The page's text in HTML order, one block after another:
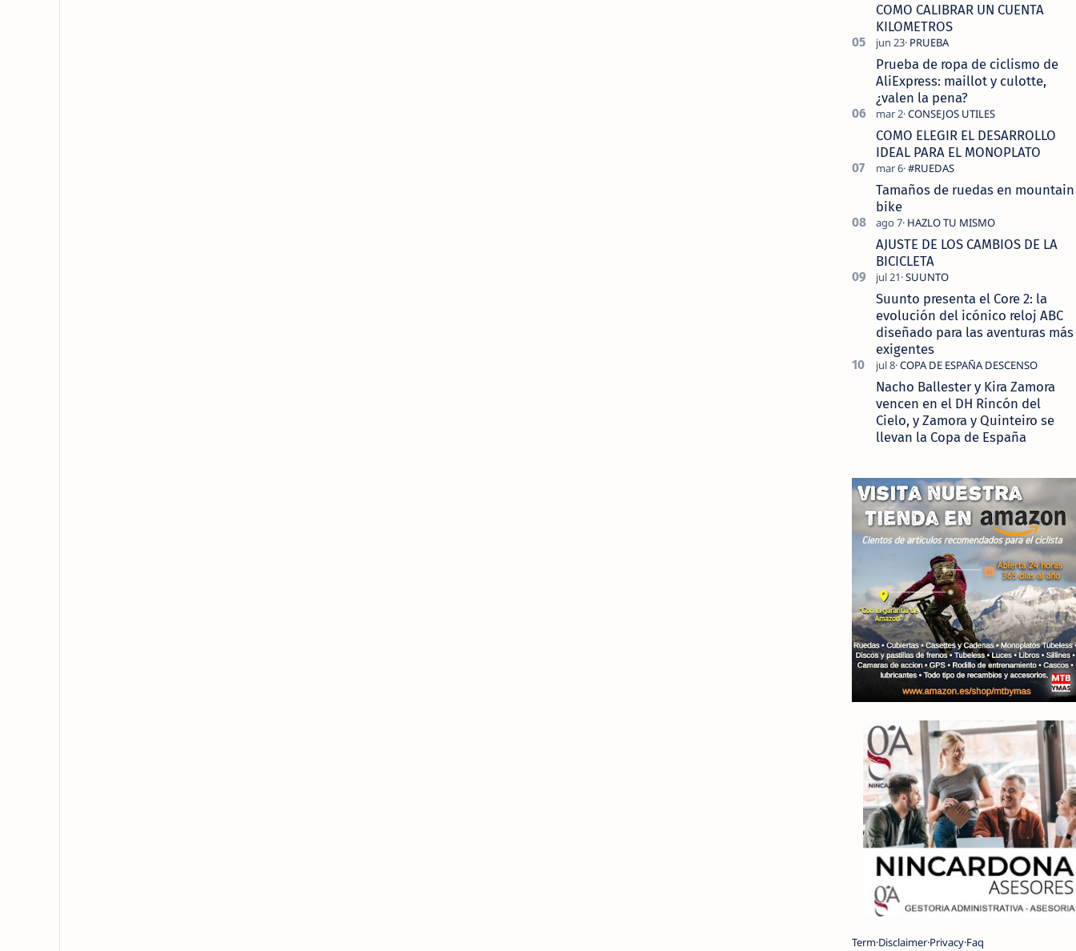
COMO CALIBRAR UN CUENTA
KILOMETROS
Prueba de ropa de ciclismo de
AliExpress: maillot y culotte,
¿valen la pena?
COMO ELEGIR EL DESARROLLO
IDEAL PARA EL MONOPLATO
Tamaños de ruedas en mountain
bike
AJUSTE DE LOS CAMBIOS DE LA
BICICLETA
Suunto presenta el Core 2: la
evolución del icónico reloj ABC
diseñado para las aventuras más
exigentes
Nacho Ballester y Kira Zamora
vencen en el DH Rincón del
Cielo, y Zamora y Quinteiro se
llevan la Copa de España
Term Disclaimer Privacy Faq